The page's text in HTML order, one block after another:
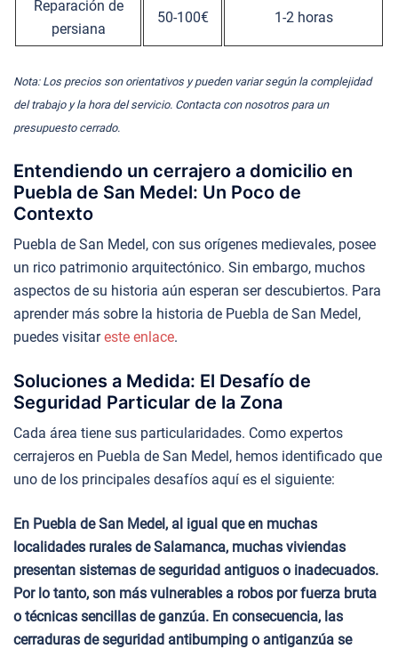
Reparación de
persiana
50-100€ 1-2 horas
Nota: Los precios son orientativos y pueden variar según la complejidad
del trabajo y la hora del servicio. Contacta con nosotros para un
presupuesto cerrado.
Entendiendo un cerrajero a domicilio en
Puebla de San Medel: Un Poco de
Contexto
Puebla de San Medel, con sus orígenes medievales, posee
un rico patrimonio arquitectónico. Sin embargo, muchos
aspectos de su historia aún esperan ser descubiertos. Para
aprender más sobre la historia de Puebla de San Medel,
puedes visitareste enlace.
Soluciones a Medida: El Desafío de
Seguridad Particular de la Zona
Cada área tiene sus particularidades. Como expertos
cerrajeros en Puebla de San Medel, hemos identificado que
uno de los principales desafíos aquí es el siguiente:
En Puebla de San Medel, al igual que en muchas
localidades rurales de Salamanca, muchas viviendas
presentan sistemas de seguridad antiguos o inadecuados.
Por lo tanto, son más vulnerables a robos por fuerza bruta
o técnicas sencillas de ganzúa. En consecuencia, las
cerraduras de seguridad antibumping o antiganzúa se